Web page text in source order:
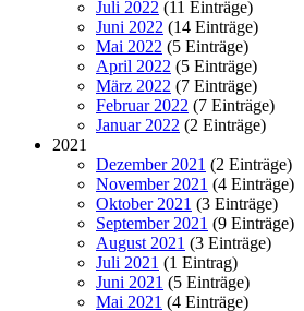
Juli 2022 (11 Einträge)
Juni 2022 (14 Einträge)
Mai 2022 (5 Einträge)
April 2022 (5 Einträge)
März 2022 (7 Einträge)
Februar 2022 (7 Einträge)
Januar 2022 (2 Einträge)
2021
Dezember 2021 (2 Einträge)
November 2021 (4 Einträge)
Oktober 2021 (3 Einträge)
September 2021 (9 Einträge)
August 2021 (3 Einträge)
Juli 2021 (1 Eintrag)
Juni 2021 (5 Einträge)
Mai 2021 (4 Einträge)